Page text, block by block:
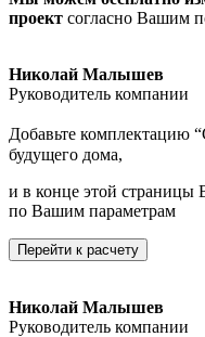
проект согласно Вашим
Николай Малышев
Руководитель компании
Добавьте комплектацию
будущего дома,
и в конце этой страницы
по Вашим параметрам
Перейти к расчету
Николай Малышев
Руководитель компании